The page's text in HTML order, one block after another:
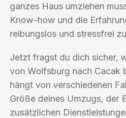
ganzes Haus umziehen
Know-how und die
reibungslos und stressfrei
Jetzt fragst du dich sicher,
von Wolfsburg nach Cacak
hängt von verschiedenen
Größe deines Umzugs, der
zusätzlichen